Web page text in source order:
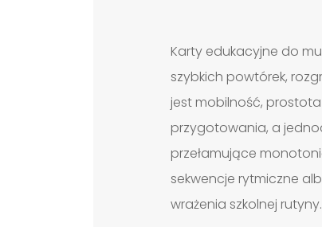
Karty edukacyjne do
szybkich powtórek,
jest mobilność,
przygotowania, a
przełamujące
sekwencje rytmiczne
wrażenia szkolnej rutyny.